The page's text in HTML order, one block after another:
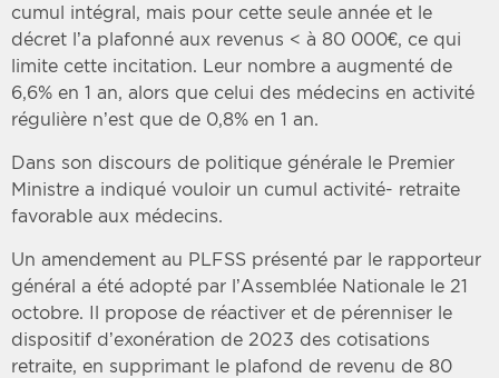
cumul intégral, mais pour cette seule année et le
décret l’a plafonné aux revenus < à 80 000€, ce qui
limite cette incitation. Leur nombre a augmenté de
6,6% en 1 an, alors que celui des médecins en activité
régulière n’est que de 0,8% en 1 an.
Dans son discours de politique générale le Premier
Ministre a indiqué vouloir un cumul activité- retraite
favorable aux médecins.
Un amendement au PLFSS présenté par le rapporteur
général a été adopté par l’Assemblée Nationale le 21
octobre. Il propose de réactiver et de pérenniser le
dispositif d’exonération de 2023 des cotisations
retraite, en supprimant le plafond de revenu de 80